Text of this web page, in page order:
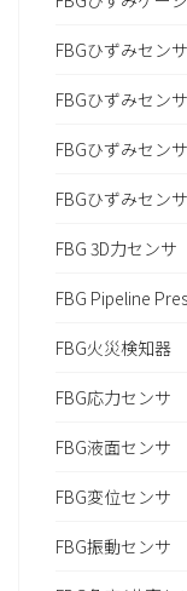
FBGひずみセン
FBGひずみセン
FBGひずみセン
FBGひずみセン
FBG 3D力センサ
FBG Pipeline
FBG火災検知器
FBG応力センサ
FBG液面センサ
FBG変位センサ
FBG振動センサ